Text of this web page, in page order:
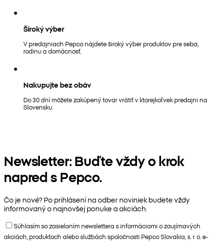
Široký výber
V predajniach Pepco nájdete široký výber produktov pre seba,
rodinu a domácnosť.
Nakupujte bez obáv
Do 30 dní môžete zakúpený tovar vrátiť v ktorejkoľvek predajni na
Slovensku.
Newsletter: Buďte vždy o krok
napred s Pepco.
Čo je nové? Po prihlásení na odber noviniek budete vždy
informovaný o najnovšej ponuke a akciách.
Súhlasím so zasielaním newslettera s informáciami o zaujímavých
akciách, produktoch alebo službách spoločnosti Pepco Slovakia, s. r. o. e-